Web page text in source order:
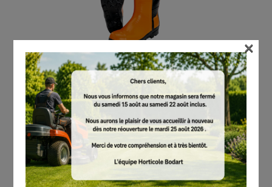
voir en taille réelle
STIHL
Bottes en caoutchouc, pour tronçonneuse,
Special, taille 42
# 00884930042
Bottes et chaussures de sécurité
128.00
Tous les prix comprennent la TVA de 21%.
×